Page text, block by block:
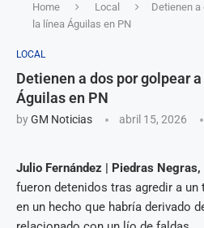
Home Local
Detienen a
la línea Águilas en PN
LOCAL
Detienen a dos por golpear
Águilas en PN
byGM Noticias abril 15, 2026
Julio Fernández | Piedras Negras,
fueron detenidos tras agredir a
en un hecho que habría derivado